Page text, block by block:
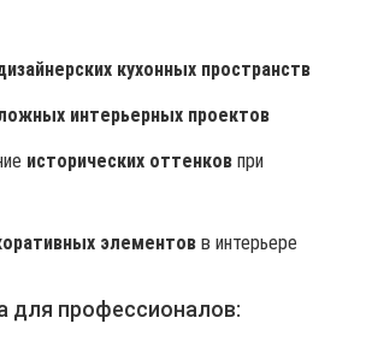
кухонных пространств
интерьерных проектов
исторических оттенков при
элементов в интерьере
для профессионалов: